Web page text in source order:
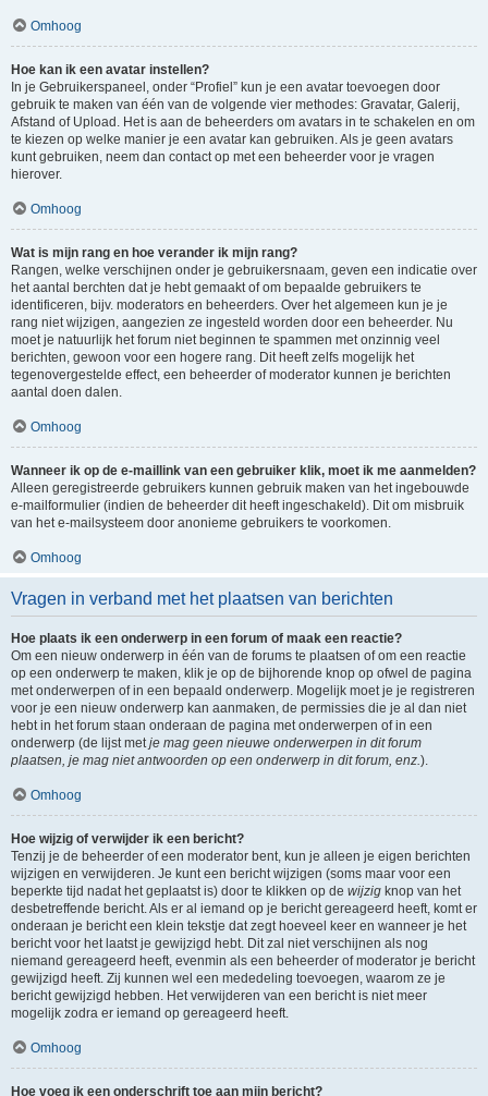
Omhoog
Hoe kan ik een avatar instellen?
In je Gebruikerspaneel, onder “Profiel” kun je een avatar toevoegen door
gebruik te maken van één van de volgende vier methodes: Gravatar, Galerij,
Afstand of Upload. Het is aan de beheerders om avatars in te schakelen en om
te kiezen op welke manier je een avatar kan gebruiken. Als je geen avatars
kunt gebruiken, neem dan contact op met een beheerder voor je vragen
hierover.
Omhoog
Wat is mijn rang en hoe verander ik mijn rang?
Rangen, welke verschijnen onder je gebruikersnaam, geven een indicatie over
het aantal berchten dat je hebt gemaakt of om bepaalde gebruikers te
identificeren, bijv. moderators en beheerders. Over het algemeen kun je je
rang niet wijzigen, aangezien ze ingesteld worden door een beheerder. Nu
moet je natuurlijk het forum niet beginnen te spammen met onzinnig veel
berichten, gewoon voor een hogere rang. Dit heeft zelfs mogelijk het
tegenovergestelde effect, een beheerder of moderator kunnen je berichten
aantal doen dalen.
Omhoog
Wanneer ik op de e-maillink van een gebruiker klik, moet ik me aanmelden?
Alleen geregistreerde gebruikers kunnen gebruik maken van het ingebouwde
e-mailformulier (indien de beheerder dit heeft ingeschakeld). Dit om misbruik
van het e-mailsysteem door anonieme gebruikers te voorkomen.
Omhoog
Vragen in verband met het plaatsen van berichten
Hoe plaats ik een onderwerp in een forum of maak een reactie?
Om een nieuw onderwerp in één van de forums te plaatsen of om een reactie
op een onderwerp te maken, klik je op de bijhorende knop op ofwel de pagina
met onderwerpen of in een bepaald onderwerp. Mogelijk moet je je registreren
voor je een nieuw onderwerp kan aanmaken, de permissies die je al dan niet
hebt in het forum staan onderaan de pagina met onderwerpen of in een
onderwerp (de lijst met je mag geen nieuwe onderwerpen in dit forum
plaatsen, je mag niet antwoorden op een onderwerp in dit forum, enz. ).
Omhoog
Hoe wijzig of verwijder ik een bericht?
Tenzij je de beheerder of een moderator bent, kun je alleen je eigen berichten
wijzigen en verwijderen. Je kunt een bericht wijzigen (soms maar voor een
beperkte tijd nadat het geplaatst is) door te klikken op de wijzig knop van het
desbetreffende bericht. Als er al iemand op je bericht gereageerd heeft, komt er
onderaan je bericht een klein tekstje dat zegt hoeveel keer en wanneer je het
bericht voor het laatst je gewijzigd hebt. Dit zal niet verschijnen als nog
niemand gereageerd heeft, evenmin als een beheerder of moderator je bericht
gewijzigd heeft. Zij kunnen wel een mededeling toevoegen, waarom ze je
bericht gewijzigd hebben. Het verwijderen van een bericht is niet meer
mogelijk zodra er iemand op gereageerd heeft.
Omhoog
Hoe voeg ik een onderschrift toe aan mijn bericht?